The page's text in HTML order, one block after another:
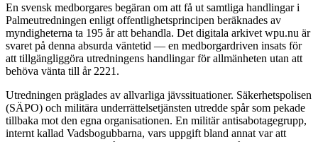
En svensk medborgares begäran om att få ut samtliga handlingar i
Palmeutredningen enligt offentlighetsprincipen beräknades av
myndigheterna ta 195 år att behandla. Det digitala arkivet wpu.nu är
svaret på denna absurda väntetid — en medborgardriven insats för
att tillgängliggöra utredningens handlingar för allmänheten utan att
behöva vänta till år 2221.
Utredningen präglades av allvarliga jävssituationer. Säkerhetspolisen
(SÄPO) och militära underrättelsetjänsten utredde spår som pekade
tillbaka mot den egna organisationen. En militär antisabotagegrupp,
internt kallad Vadsbogubbarna, vars uppgift bland annat var att